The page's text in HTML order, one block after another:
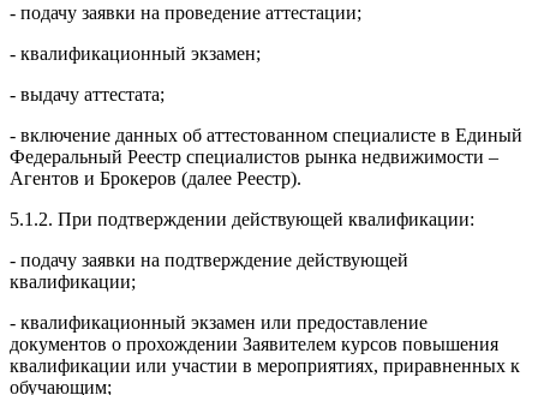
- подачу заявки на проведение аттестации;
- квалификационный экзамен;
- выдачу аттестата;
- включение данных об аттестованном специалисте в Единый
Федеральный Реестр специалистов рынка недвижимости –
Агентов и Брокеров (далее Реестр).
5.1.2. При подтверждении действующей квалификации:
- подачу заявки на подтверждение действующей
квалификации;
- квалификационный экзамен или предоставление
документов о прохождении Заявителем курсов повышения
квалификации или участии в мероприятиях, приравненных к
обучающим;